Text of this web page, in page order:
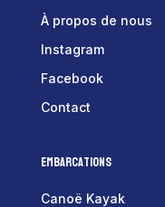
À propos de nous
Instagram
Facebook
Contact
Embarcations
Canoë Kayak